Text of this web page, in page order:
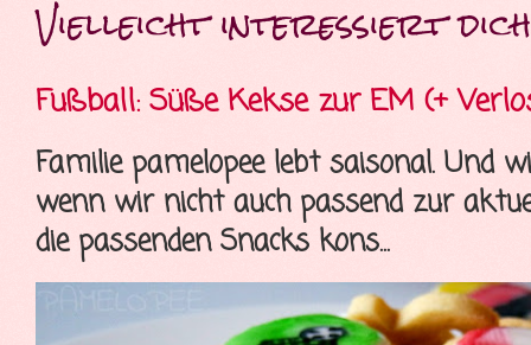
Vielleicht interessiert dich
Fußball: Süße Kekse zur EM (+
Familie pamelopee lebt saisonal. Und
wenn wir nicht auch passend zur
die passenden Snacks kons...